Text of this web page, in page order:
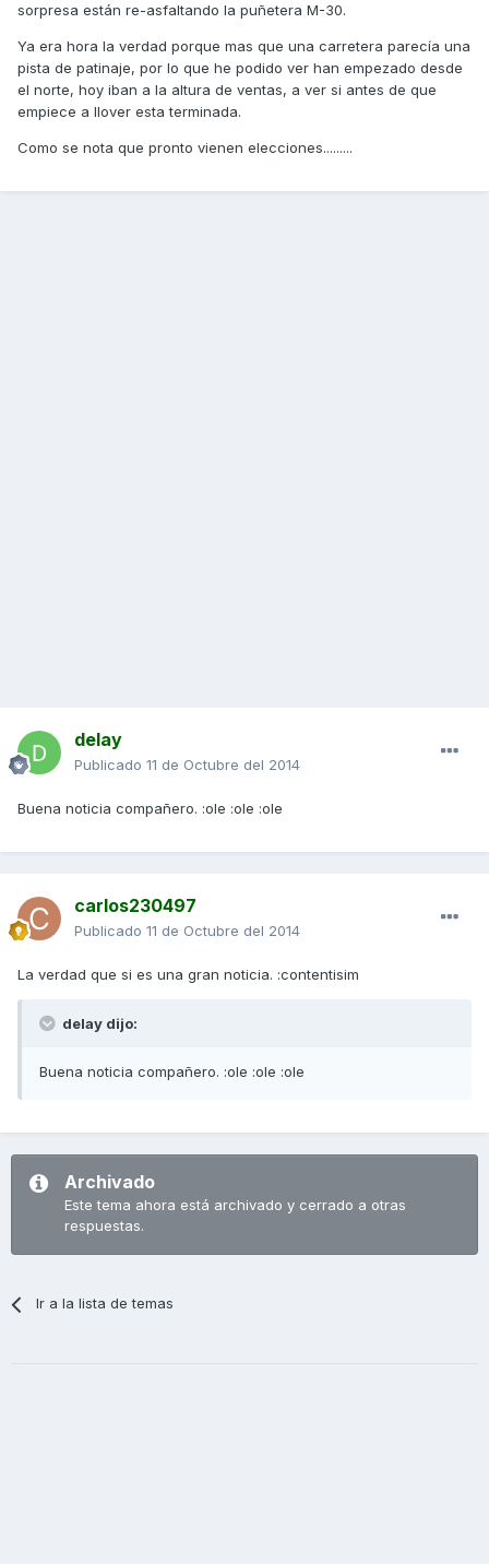
sorpresa están re-asfaltando la puñetera M-30.
Ya era hora la verdad porque mas que una carretera parecía una
pista de patinaje, por lo que he podido ver han empezado desde
el norte, hoy iban a la altura de ventas, a ver si antes de que
empiece a llover esta terminada.
Como se nota que pronto vienen elecciones.........
delay
Publicado 11 de Octubre del 2014
Buena noticia compañero. :ole :ole :ole
carlos230497
Publicado 11 de Octubre del 2014
La verdad que si es una gran noticia. :contentisim
delay dijo:
Buena noticia compañero. :ole :ole :ole
Archivado
Este tema ahora está archivado y cerrado a otras
respuestas.
Ir a la lista de temas